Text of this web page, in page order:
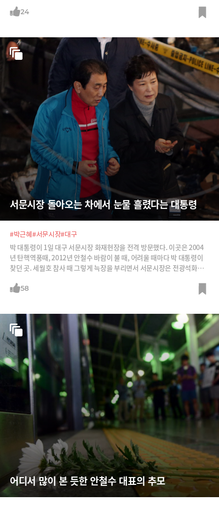
24
서문시장 돌아오는 차에서 눈물 흘렸다는 대통령
#박근혜#서문시장#대구
박 대통령이 1일 대구 서문시장 화재현장을 전격 방문했다. 이곳은 2004
년 탄핵역풍때, 2012년 안철수 바람이 불 때, 어려울 때마다 박 대통령이
찾던 곳. 세월호 참사 때 그렇게 늑장을 부리면서 서문시장은 전광석화처
58
어디서 많이 본 듯한 안철수 대표의 추모